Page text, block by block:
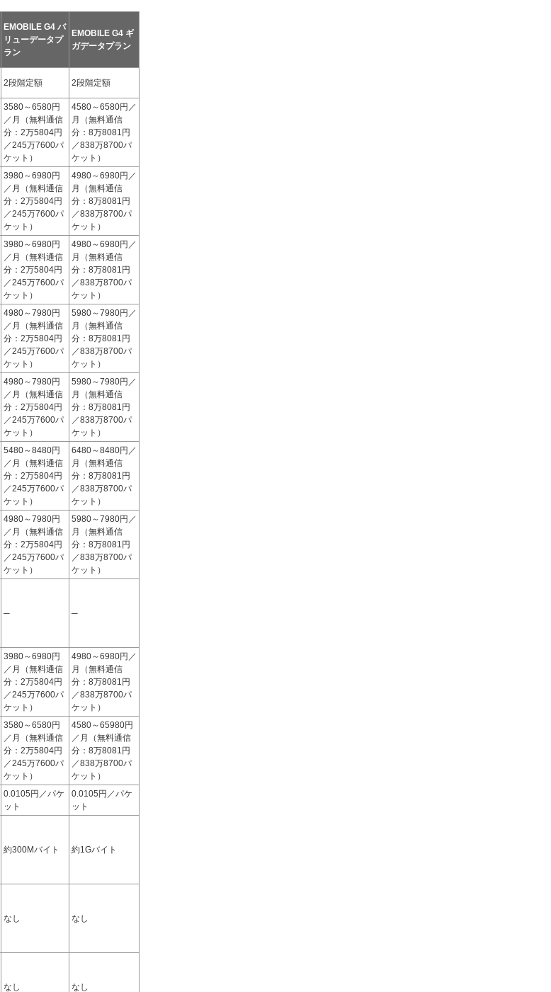
EMOBILE G4 バ
リューデータプ
ラン
EMOBILE G4 ギ
ガデータプラン
2段階定額 2段階定額
3580～6580円
／月（無料通信
分：2万5804円
／245万7600パ
ケット）
4580～6580円／
月（無料通信
分：8万8081円
／838万8700パ
ケット）
3980～6980円
／月（無料通信
分：2万5804円
／245万7600パ
ケット）
4980～6980円／
月（無料通信
分：8万8081円
／838万8700パ
ケット）
3980～6980円
／月（無料通信
分：2万5804円
／245万7600パ
ケット）
4980～6980円／
月（無料通信
分：8万8081円
／838万8700パ
ケット）
4980～7980円
／月（無料通信
分：2万5804円
／245万7600パ
ケット）
5980～7980円／
月（無料通信
分：8万8081円
／838万8700パ
ケット）
4980～7980円
／月（無料通信
分：2万5804円
／245万7600パ
ケット）
5980～7980円／
月（無料通信
分：8万8081円
／838万8700パ
ケット）
5480～8480円
／月（無料通信
分：2万5804円
／245万7600パ
ケット）
6480～8480円／
月（無料通信
分：8万8081円
／838万8700パ
ケット）
4980～7980円
／月（無料通信
分：2万5804円
／245万7600パ
ケット）
5980～7980円／
月（無料通信
分：8万8081円
／838万8700パ
ケット）
─ ─
3980～6980円
／月（無料通信
分：2万5804円
／245万7600パ
ケット）
4980～6980円／
月（無料通信
分：8万8081円
／838万8700パ
ケット）
3580～6580円
／月（無料通信
分：2万5804円
／245万7600パ
ケット）
4580～65980円
／月（無料通信
分：8万8081円
／838万8700パ
ケット）
0.0105円／パケ
ット
0.0105円／パケ
ット
約300Mバイト 約1Gバイト
なし なし
なし なし